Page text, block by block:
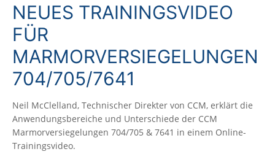
NEUES TRAININGSVIDEO
FÜR
MARMORVERSIEGELUNGEN
704/705/7641
Neil McClelland, Technischer Direkter von CCM, erklärt die
Anwendungsbereiche und Unterschiede der CCM
Marmorversiegelungen 704/705 & 7641 in einem Online-
Trainingsvideo.